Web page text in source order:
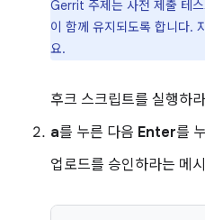
Gerrit 주제는 사전 제출 테
이 함께 유지되도록 합니다.
요.
후크 스크립트를 실행하
a를 누른 다음 Enter를
업로드를 승인하라는 메